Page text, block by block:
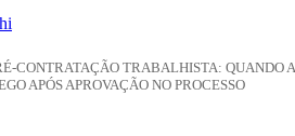
CONTRATAÇÃO TRABALHISTA: QUANDO A
APÓS APROVAÇÃO NO PROCESSO